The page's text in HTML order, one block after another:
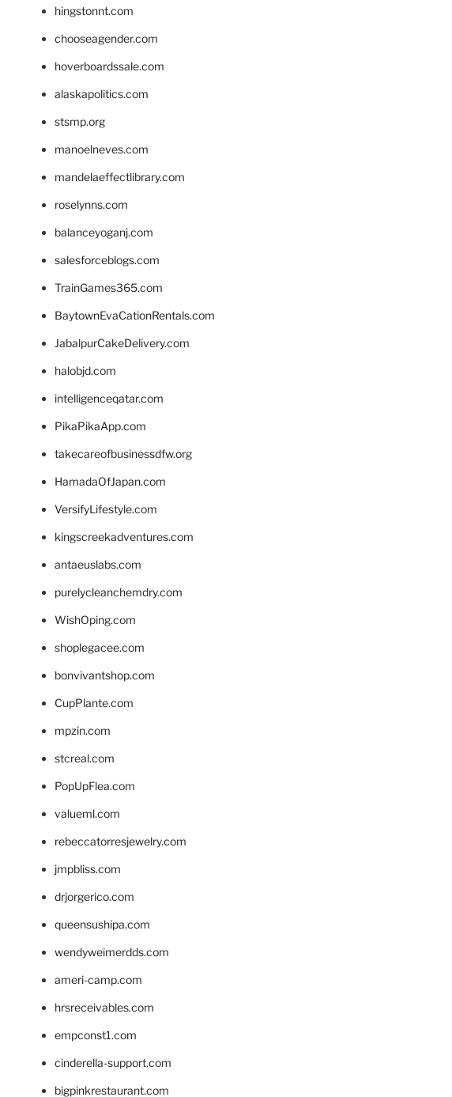
hingstonnt.com
chooseagender.com
hoverboardssale.com
alaskapolitics.com
stsmp.org
manoelneves.com
mandelaeffectlibrary.com
roselynns.com
balanceyoganj.com
salesforceblogs.com
TrainGames365.com
BaytownEvaCationRentals.com
JabalpurCakeDelivery.com
halobjd.com
intelligenceqatar.com
PikaPikaApp.com
takecareofbusinessdfw.org
HamadaOfJapan.com
VersifyLifestyle.com
kingscreekadventures.com
antaeuslabs.com
purelycleanchemdry.com
WishOping.com
shoplegacee.com
bonvivantshop.com
CupPlante.com
mpzin.com
stcreal.com
PopUpFlea.com
valueml.com
rebeccatorresjewelry.com
jmpbliss.com
drjorgerico.com
queensushipa.com
wendyweimerdds.com
ameri-camp.com
hrsreceivables.com
empconst1.com
cinderella-support.com
bigpinkrestaurant.com